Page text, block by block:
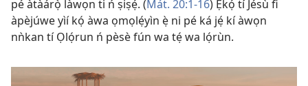
pé àtàárọ̀ làwọn ti ń ṣiṣẹ́. (Mát. 20:1-16) Ẹ̀kọ́ tí Jésù fi
àpèjúwe yìí kọ́ àwa ọmọlẹ́yìn ẹ̀ ni pé ká jẹ́ kí àwọn
nǹkan tí Ọlọ́run ń pèsè fún wa tẹ́ wa lọ́rùn.